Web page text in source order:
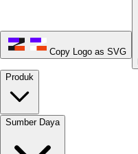
Copy Logo as SVG
Produk
Sumber Daya